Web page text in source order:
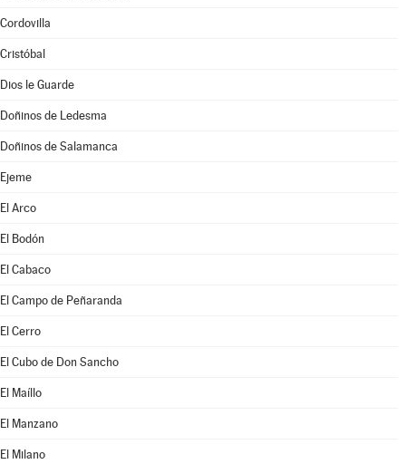
Cordovilla
Cristóbal
Dios le Guarde
Doñinos de Ledesma
Doñinos de Salamanca
Ejeme
El Arco
El Bodón
El Cabaco
El Campo de Peñaranda
El Cerro
El Cubo de Don Sancho
El Maíllo
El Manzano
El Milano